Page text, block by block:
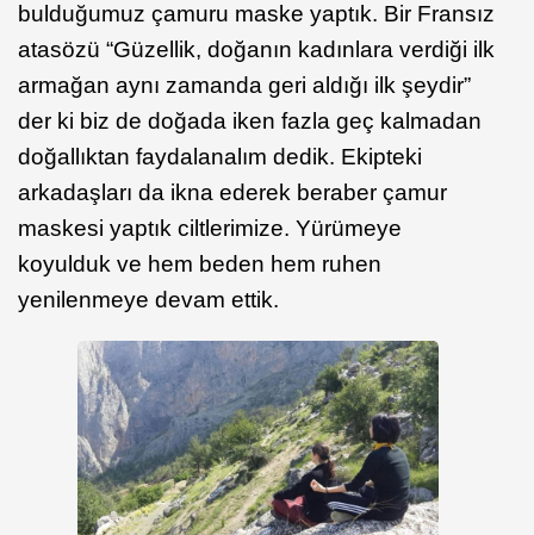
bulduğumuz çamuru maske yaptık. Bir Fransız
atasözü “Güzellik, doğanın kadınlara verdiği ilk
armağan aynı zamanda geri aldığı ilk şeydir”
der ki biz de doğada iken fazla geç kalmadan
doğallıktan faydalanalım dedik. Ekipteki
arkadaşları da ikna ederek beraber çamur
maskesi yaptık ciltlerimize. Yürümeye
koyulduk ve hem beden hem ruhen
yenilenmeye devam ettik.